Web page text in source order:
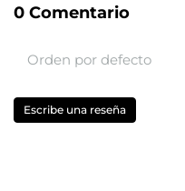
0 Comentario
Orden por defecto
Escribe una reseña